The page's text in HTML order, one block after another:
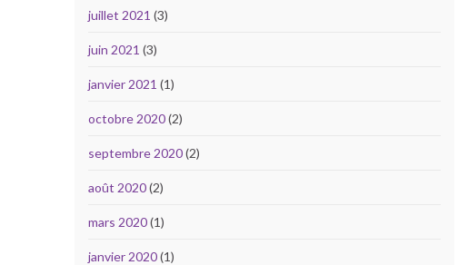
juillet 2021 (3)
juin 2021 (3)
janvier 2021 (1)
octobre 2020(2)
septembre 2020(2)
août 2020(2)
mars 2020(1)
janvier 2020(1)